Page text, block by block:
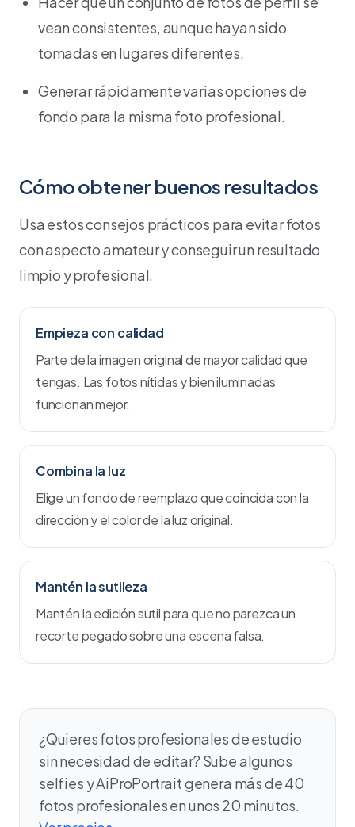
vean consistentes, aunque hayan sido
tomadas en lugares diferentes.
Generar rápidamente varias opciones de
fondo para la misma foto profesional.
Cómo obtener buenos resultados
Usa estos consejos prácticos para evitar fotos
con aspecto amateur y conseguir un resultado
limpio y profesional.
Empieza con calidad
Parte de la imagen original de mayor calidad que
tengas. Las fotos nítidas y bien iluminadas
funcionan mejor.
Combina la luz
Elige un fondo de reemplazo que coincida con la
dirección y el color de la luz original.
Mantén la sutileza
Mantén la edición sutil para que no parezca un
recorte pegado sobre una escena falsa.
¿Quieres fotos profesionales de estudio
sin necesidad de editar? Sube algunos
selfies y AiProPortrait genera más de 40
fotos profesionales en unos 20 minutos.